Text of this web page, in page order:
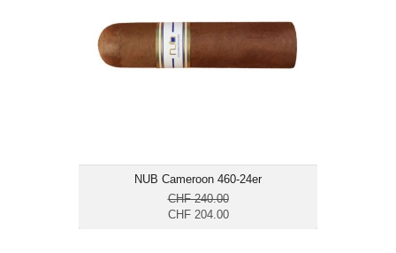
NUB Cameroon 460-24er
CHF 240.00
CHF 204.00
Ringmass: 60